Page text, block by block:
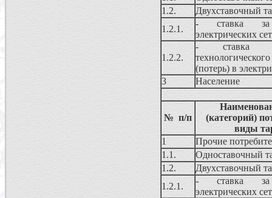
1.2.
Двухставочный
1.2.1.
- ставка за
электрических
1.2.2.
- ставка
(потерь) в
3
Население
№ п/п
(категорий)
виды
1
Прочие
1.1.
Одноставочный
1.2.
Двухставочный
1.2.1.
- ставка за
электрических